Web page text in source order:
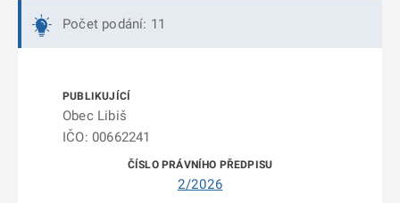
Počet podání: 11
Obec Libiš
IČO: 00662241
2/2026